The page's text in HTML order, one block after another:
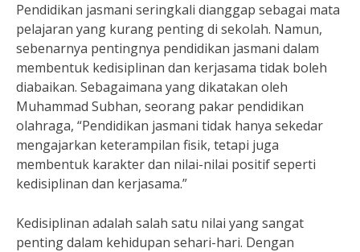
Pendidikan jasmani seringkali dianggap sebagai mata
pelajaran yang kurang penting di sekolah. Namun,
sebenarnya pentingnya pendidikan jasmani dalam
membentuk kedisiplinan dan kerjasama tidak boleh
diabaikan. Sebagaimana yang dikatakan oleh
Muhammad Subhan, seorang pakar pendidikan
olahraga, “Pendidikan jasmani tidak hanya sekedar
mengajarkan keterampilan fisik, tetapi juga
membentuk karakter dan nilai-nilai positif seperti
kedisiplinan dan kerjasama.”
Kedisiplinan adalah salah satu nilai yang sangat
penting dalam kehidupan sehari-hari. Dengan